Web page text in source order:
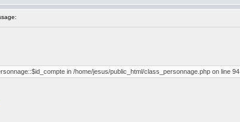
in /home/jesus/public_html/class_personnage.php on line 94